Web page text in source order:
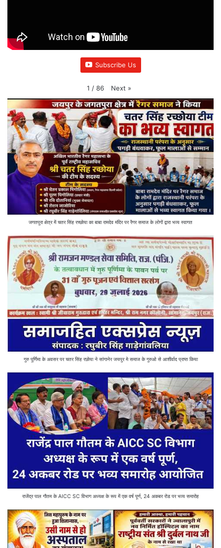
Subscribe Us
1 / 86 Next »
जगतपुरा क्षेत्र में चतर सिंह रच्छोया का बाबा रामदेव मंदिर पर रैगर समाज के लोगों द्वारा भव्य स्वागत
गुरु पूर्णिमा के अवसर पर चतर सिंह रछोया ने सांगानेर जयपुर मे समाज के गुरुओ से आशीर्वाद प्राप्त किया
राजेंद्र पाल गौतम के AICC SC विभाग अध्यक्ष के रूप में एक वर्ष पूर्ण, 24 अकबर रोड पर भव्य समारोह